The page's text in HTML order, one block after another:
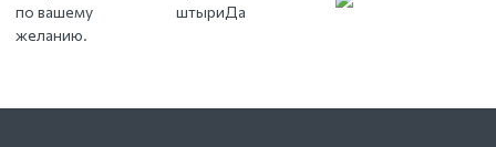
по вашему
желанию.
штыриДа